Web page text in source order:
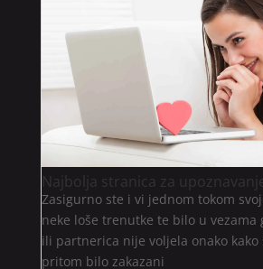
Najbolja stranica za
Zasigurno ste i vi jednom tokom
neke loše trenutke te bilo u vezama
ili partnerica nije voljela onako
pritom bilo zakazani